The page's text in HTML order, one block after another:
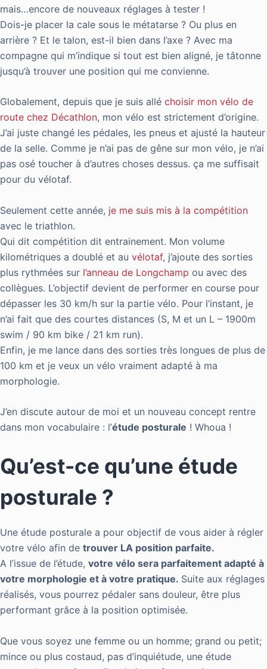
mais…encore de nouveaux réglages à tester !
Dois-je placer la cale sous le métatarse ? Ou plus en
arrière ? Et le talon, est-il bien dans l’axe ? Avec ma
compagne qui m’indique si tout est bien aligné, je tâtonne
jusqu’à trouver une position qui me convienne.
Globalement, depuis que je suis allé choisir mon vélo de
route chez Décathlon, mon vélo est strictement d’origine.
J’ai juste changé les pédales, les pneus et ajusté la hauteur
de la selle. Comme je n’ai pas de gêne sur mon vélo, je n’ai
pas osé toucher à d’autres choses dessus. ça me suffisait
pour du vélotaf.
Seulement cette année, je me suis mis à la compétition
avec le triathlon.
Qui dit compétition dit entrainement. Mon volume
kilométriques a doublé et au vélotaf, j’ajoute des sorties
plus rythmées sur l’anneau de Longchamp ou avec des
collègues. L’objectif devient de performer en course pour
dépasser les 30 km/h sur la partie vélo. Pour l’instant, je
n’ai fait que des courtes distances (S, M et un L – 1900m
swim / 90 km bike / 21 km run).
Enfin, je me lance dans des sorties très longues de plus de
100 km et je veux un vélo vraiment adapté à ma
morphologie.
J’en discute autour de moi et un nouveau concept rentre
dans mon vocabulaire : l’étude posturale ! Whoua !
Qu’est-ce qu’une étude
posturale ?
Une étude posturale a pour objectif de vous aider à régler
votre vélo afin de trouver LA position parfaite.
A l’issue de l’étude, votre vélo sera parfaitement adapté à
votre morphologie et à votre pratique. Suite aux réglages
réalisés, vous pourrez pédaler sans douleur, être plus
performant grâce à la position optimisée.
Que vous soyez une femme ou un homme; grand ou petit;
mince ou plus costaud, pas d’inquiétude, une étude